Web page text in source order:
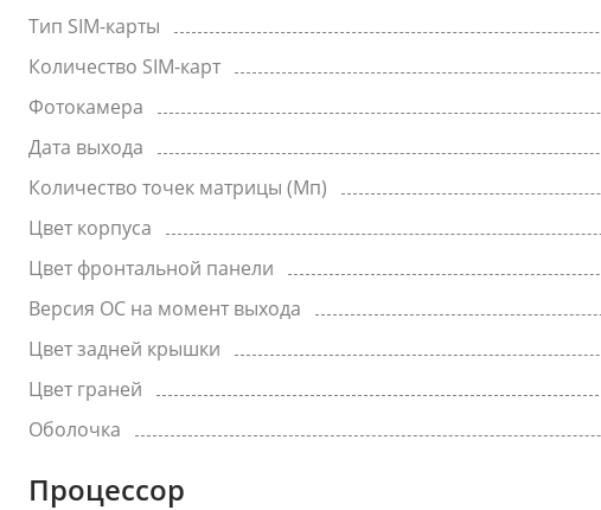
Тип SIM-карты
Количество SIM-карт
Фотокамера
Дата выхода
Количество точек матрицы (Мп)
Цвет корпуса
Цвет фронтальной панели
Версия ОС на момент выхода
Цвет задней крышки
Цвет граней
Оболочка
Процессор